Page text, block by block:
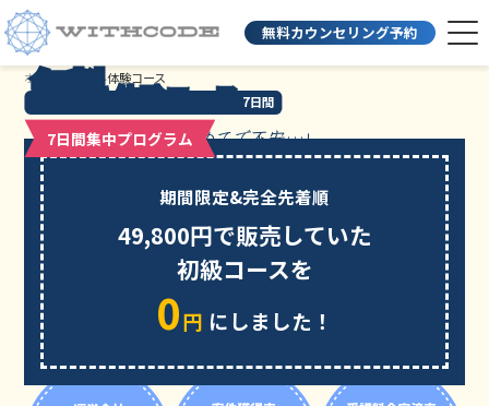
無料カウンセリング予約
無料 体験コース 7日間
「プログラミングが初めてで不安…」
という方も
WithCodeの
実務重視型
カリキュラムを
無料で体験
してみませんか？
ホーム 無料体験コース
7日間集中プログラム
期間限定&完全先着順
49,800円で販売していた
初級コースを
0円 にしました！